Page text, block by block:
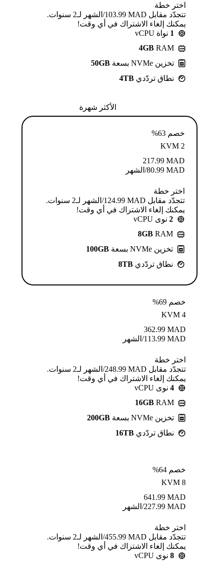
اختر خطة
تتجدّد مقابل MAD ⁦103.99⁩/الشهر لـ2 سنوات.
يمكنك إلغاء الاشتراك في أي وقت!
1 نواة vCPU
4GB RAM
تخزين NVMe بسعة
50GB
نطاق تردّدي 4TB
الأكثر شهرة
خصم 63%
KVM 2
MAD
217.99
MAD
80.99/الشهر
اختر خطة
تتجدّد مقابل MAD ⁦124.99⁩/الشهر لـ2 سنوات.
يمكنك إلغاء الاشتراك في أي وقت!
2 نوى vCPU
8GB RAM
تخزين NVMe بسعة
100GB
نطاق تردّدي 8TB
خصم 69%
KVM 4
MAD
362.99
MAD
113.99/الشهر
اختر خطة
تتجدّد مقابل MAD ⁦248.99⁩/الشهر لـ2 سنوات.
يمكنك إلغاء الاشتراك في أي وقت!
4 نوى vCPU
16GB RAM
تخزين NVMe بسعة
200GB
نطاق تردّدي 16TB
خصم 64%
KVM 8
MAD
641.99
MAD
227.99/الشهر
اختر خطة
تتجدّد مقابل MAD ⁦455.99⁩/الشهر لـ2 سنوات.
يمكنك إلغاء الاشتراك في أي وقت!
8 نوى vCPU